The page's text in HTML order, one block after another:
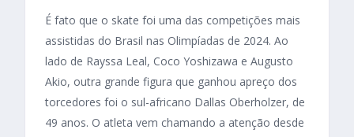
É fato que o skate foi uma das competições mais
assistidas do Brasil nas Olimpíadas de 2024. Ao
lado de Rayssa Leal, Coco Yoshizawa e Augusto
Akio, outra grande figura que ganhou apreço dos
torcedores foi o sul-africano Dallas Oberholzer, de
49 anos. O atleta vem chamando a atenção desde